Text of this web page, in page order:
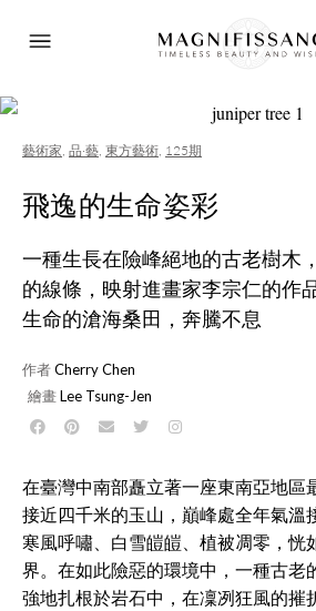
藝術家 品·藝 東方藝術 125期
飛逸的生命姿彩
一種生長在險峰絕地的古老樹木
的線條，映射進畫家李宗仁的作
生命的滄海桑田，奔騰不息
作者Cherry Chen
繪畫Lee Tsung-Jen
在臺灣中南部矗立著一座東南亞地
接近四千米的玉山，巔峰處全年氣溫
寒風呼嘯、白雪皚皚、植被凋零，恍
界。在如此險惡的環境中，一種古老
強地扎根於岩石中，在凜冽狂風的摧